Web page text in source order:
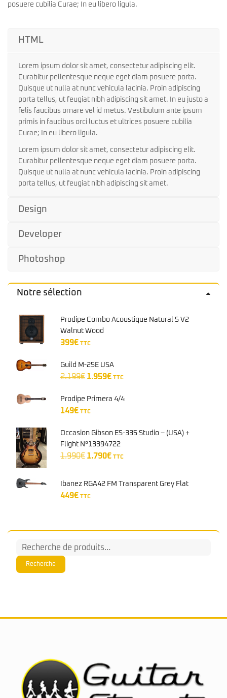
posuere cubilia Curae; In eu libero ligula.
HTML
Lorem ipsum dolor sit amet, consectetur adipiscing elit.
Curabitur pellentesque neque eget diam posuere porta.
Quisque ut nulla at nunc vehicula lacinia. Proin adipiscing
porta tellus, ut feugiat nibh adipiscing sit amet. In eu justo a
felis faucibus ornare vel id metus. Vestibulum ante ipsum
primis in faucibus orci luctus et ultrices posuere cubilia
Curae; In eu libero ligula.
Lorem ipsum dolor sit amet, consectetur adipiscing elit.
Curabitur pellentesque neque eget diam posuere porta.
Quisque ut nulla at nunc vehicula lacinia. Proin adipiscing
porta tellus, ut feugiat nibh adipiscing sit amet.
Design
Developer
Photoshop
Notre sélection
Prodipe Combo Acoustique Natural 5 V2
Walnut Wood
399€ TTC
Guild M-25E USA
2.199€ Le
initial
était :
1.959€Le
actuel
TTC
Prodipe Primera 4/4
149€ TTC
Occasion Gibson ES-335 Studio – (USA) +
Flight N°13394722
1.990€ Le
était :
1.990€.
1.790€Le
est :
TTC
Ibanez RGA42 FM Transparent Grey Flat
449€ TTC
Recherche
pour :
Recherche